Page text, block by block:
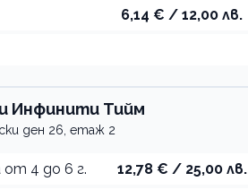
6,14 € / 12,00 лв.
Инфинити Тийм
ден 26, етаж 2
4 до 6 г. 12,78 € / 25,00 лв.